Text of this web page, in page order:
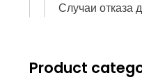
Случаи отказа
Product